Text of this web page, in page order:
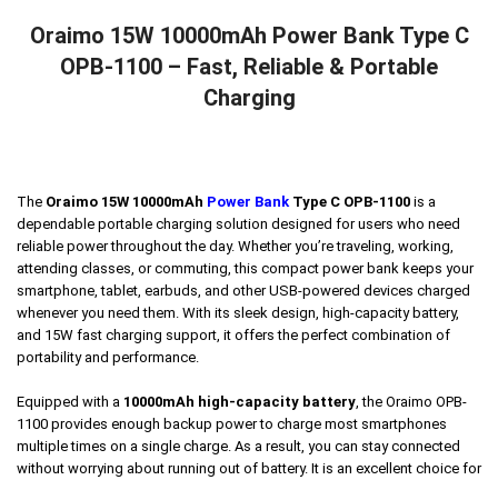
Oraimo 15W 10000mAh Power Bank Type C
OPB-1100 – Fast, Reliable & Portable
Charging
The Oraimo 15W 10000mAh Power BankType C OPB-1100 is a
dependable portable charging solution designed for users who need
reliable power throughout the day. Whether you’re traveling, working,
attending classes, or commuting, this compact power bank keeps your
smartphone, tablet, earbuds, and other USB-powered devices charged
whenever you need them. With its sleek design, high-capacity battery,
and 15W fast charging support, it offers the perfect combination of
portability and performance.
Equipped with a 10000mAh high-capacity battery, the Oraimo OPB-
1100 provides enough backup power to charge most smartphones
multiple times on a single charge. As a result, you can stay connected
without worrying about running out of battery. It is an excellent choice for